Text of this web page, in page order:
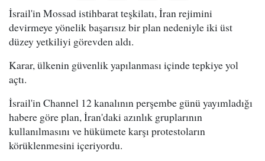
İsrail'in Mossad istihbarat teşkilatı, İran rejimini
devirmeye yönelik başarısız bir plan nedeniyle iki üst
düzey yetkiliyi görevden aldı.
Karar, ülkenin güvenlik yapılanması içinde tepkiye yol
açtı.
İsrail'in Channel 12 kanalının perşembe günü yayımladığı
habere göre plan, İran'daki azınlık gruplarının
kullanılmasını ve hükümete karşı protestoların
körüklenmesini içeriyordu.